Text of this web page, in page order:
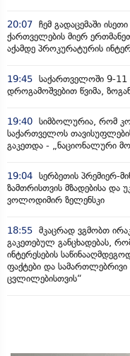
20:07 ჩემ გადაცემაში
ქართველების მიერ
აქამდე პროკურატურის
19:45 საქართველოში 9-
დროგამოშვებით წვიმა,
19:40 სიმბოლურია, რომ
საქართველოს
გაკეთდა - „ნაციონალური
19:04 სერბეთის პრემიერ-
ზამთრისთვის მზადებისა და
ვოლოდიმირ ზელენსკი
18:55 მკაცრად ვგმობთ
გაკეთებულ განცხადებას,
ინტერესების
ფაქტები და სამართლებრივი
ცვლილებისთვის“